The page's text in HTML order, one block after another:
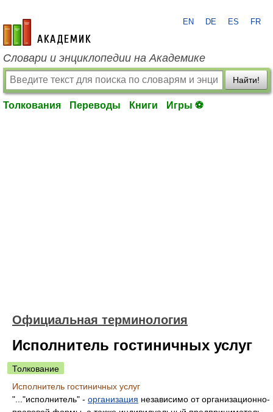
academic.ru
EN DE ES FR
Словари и энциклопедии на Академике
Найти!
Толкования Переводы Книги Игры ⚽
Официальная терминология
Исполнитель гостиничных услуг
Толкование
Исполнитель гостиничных услуг
"..."исполнитель" - организация независимо от организационно-